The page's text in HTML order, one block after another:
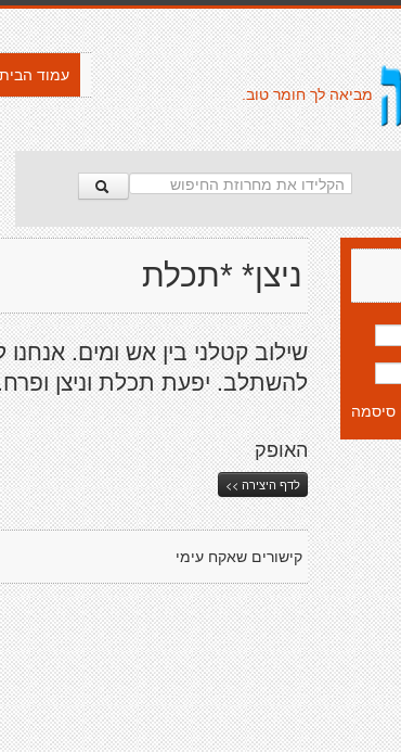
עמוד הבית
מביאה לך חומר טוב.
ניצן* *תכלת
שילוב קטלני בין אש ומים.
להשתלב. יפעת תכלת וניצן
האופק
לדף היצירה >>
קישורים שאקח עימי
סיסמה